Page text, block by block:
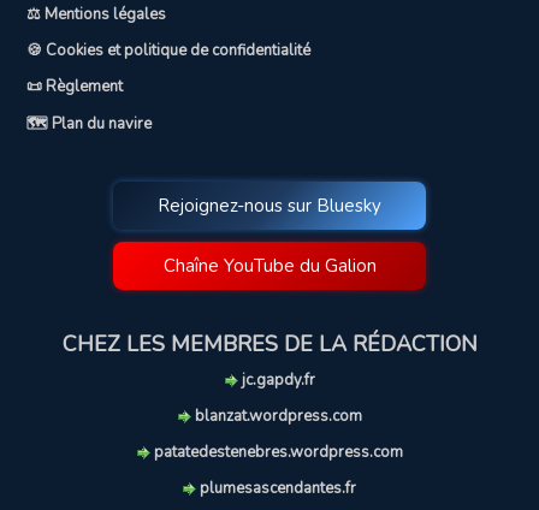
⚖️ Mentions légales
🍪 Cookies et politique de confidentialité
📜 Règlement
🗺️ Plan du navire
Rejoignez-nous sur Bluesky
Chaîne YouTube du Galion
CHEZ LES MEMBRES DE LA RÉDACTION
jc.gapdy.fr
blanzat.wordpress.com
patatedestenebres.wordpress.com
plumesascendantes.fr